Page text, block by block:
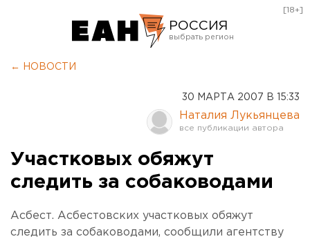
РОССИЯ
Оренбург
[18+]
← НОВОСТИ
30 МАРТА 2007 В 15:33
Наталия Лукьянцева
Участковых обяжут
следить за собаководами
Асбест. Асбестовских участковых обяжут
следить за собаководами, сообщили агентству